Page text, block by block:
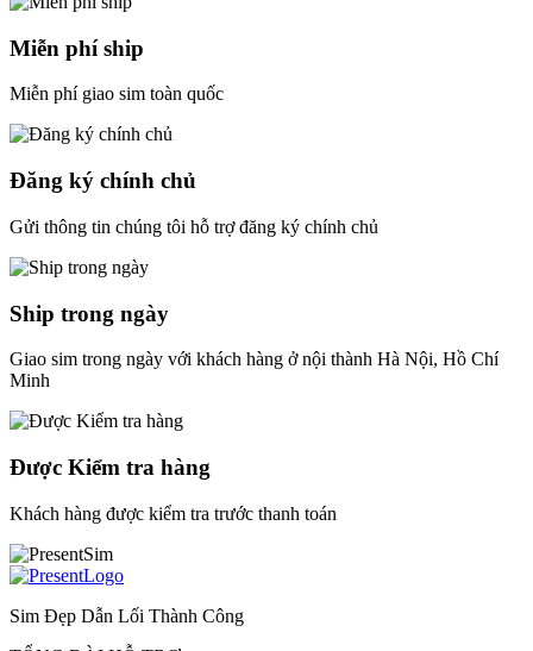
Miễn phí ship
Miễn phí giao sim toàn quốc
Đăng ký chính chủ
Gửi thông tin chúng tôi hỗ trợ đăng ký chính chủ
Ship trong ngày
Giao sim trong ngày với khách hàng ở nội thành Hà Nội, Hồ Chí
Minh
Được Kiểm tra hàng
Khách hàng được kiểm tra trước thanh toán
Sim Đẹp Dẫn Lối Thành Công